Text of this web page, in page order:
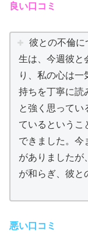
良い口コミ
彼との不倫に
生は、今週彼と
り、私の心は
持ちを丁寧に読
と強く思ってい
ているというこ
できました。今
がありましたが
が和らぎ、彼と
悪い口コミ